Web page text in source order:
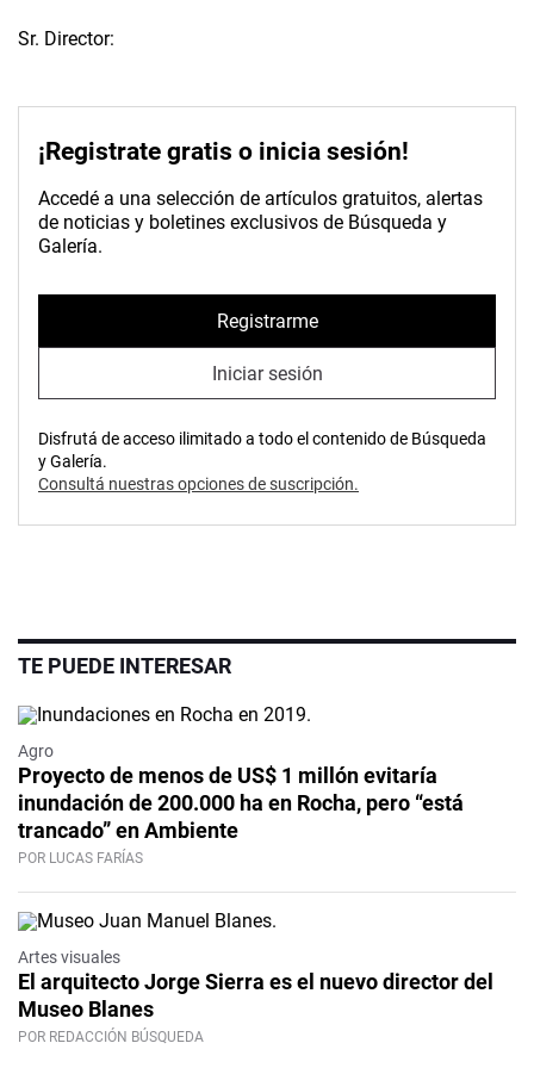
Sr. Director:
¡Registrate gratis o inicia sesión!
Accedé a una selección de artículos gratuitos, alertas
de noticias y boletines exclusivos de Búsqueda y
Galería.
Registrarme
Iniciar sesión
Disfrutá de acceso ilimitado a todo el contenido de Búsqueda
y Galería.
Consultá nuestras opciones de suscripción.
TE PUEDE INTERESAR
Agro
Proyecto de menos de US$ 1 millón evitaría
inundación de 200.000 ha en Rocha, pero “está
trancado” en Ambiente
POR LUCAS FARÍAS
Artes visuales
El arquitecto Jorge Sierra es el nuevo director del
Museo Blanes
POR REDACCIÓN BÚSQUEDA